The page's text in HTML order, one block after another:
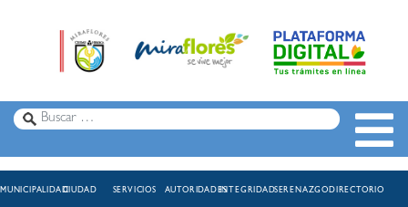
MUNICIPALIDADCIUDAD SERVICIOS AUTORIDADESINTEGRIDADSERENAZGODIRECTORIO